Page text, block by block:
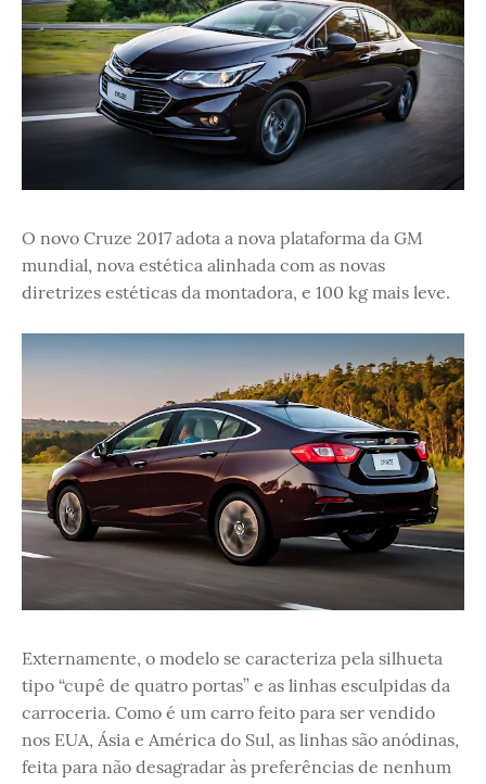
O novo Cruze 2017 adota a nova plataforma da GM
mundial, nova estética alinhada com as novas
diretrizes estéticas da montadora, e 100 kg mais leve.
Externamente, o modelo se caracteriza pela silhueta
tipo “cupê de quatro portas” e as linhas esculpidas da
carroceria. Como é um carro feito para ser vendido
nos EUA, Ásia e América do Sul, as linhas são anódinas,
feita para não desagradar às preferências de nenhum